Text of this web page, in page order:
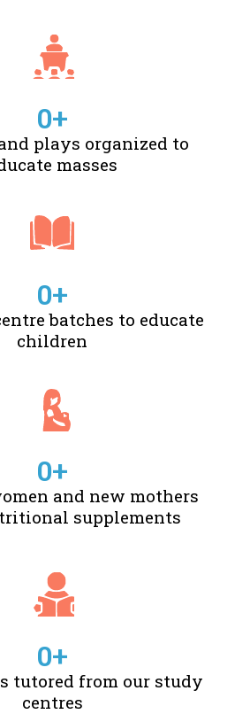
plays organized to
masses
0+
batches to educate
children
0+
and new mothers
supplements
0+
tutored from our study
centres
0+